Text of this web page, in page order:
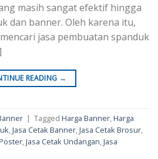
masih sangat efektif hingga
dan banner. Oleh karena itu,
jasa pembuatan spanduk
READING →
| Tagged Harga Banner,Harga
,Jasa Cetak Banner,Jasa Cetak Brosur,
,Jasa Cetak Undangan,Jasa